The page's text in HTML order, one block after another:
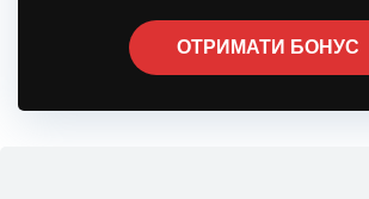
ОТРИМАТИ БОНУС